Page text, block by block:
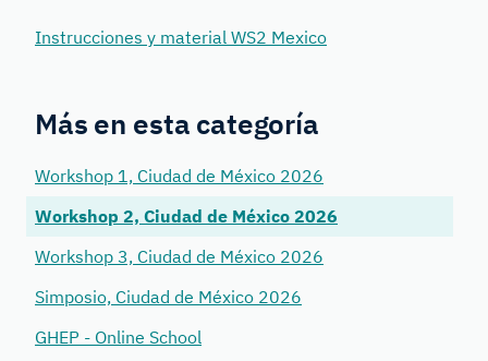
Instrucciones y material WS2 Mexico
Más en esta categoría
Workshop 1, Ciudad de México 2026
Workshop 2, Ciudad de México 2026
Workshop 3, Ciudad de México 2026
Simposio, Ciudad de México 2026
GHEP - Online School